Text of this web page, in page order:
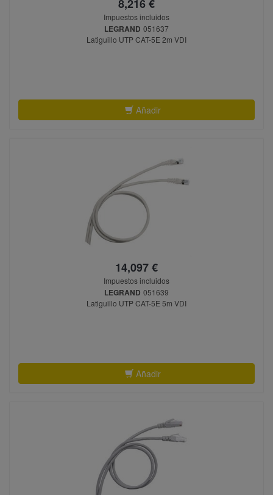
8,216 €
Impuestos incluidos
LEGRAND 051637
Latiguillo UTP CAT-5E 2m VDI
Añadir
14,097 €
Impuestos incluidos
LEGRAND 051639
Latiguillo UTP CAT-5E 5m VDI
Añadir